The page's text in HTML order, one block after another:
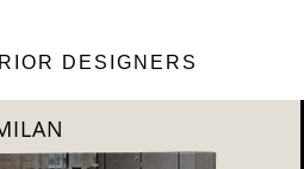
DESIGNERS
DUBAI